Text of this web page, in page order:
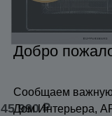
45 990 ₽
Добро
Сообщаем важную
Дом Интерьера,